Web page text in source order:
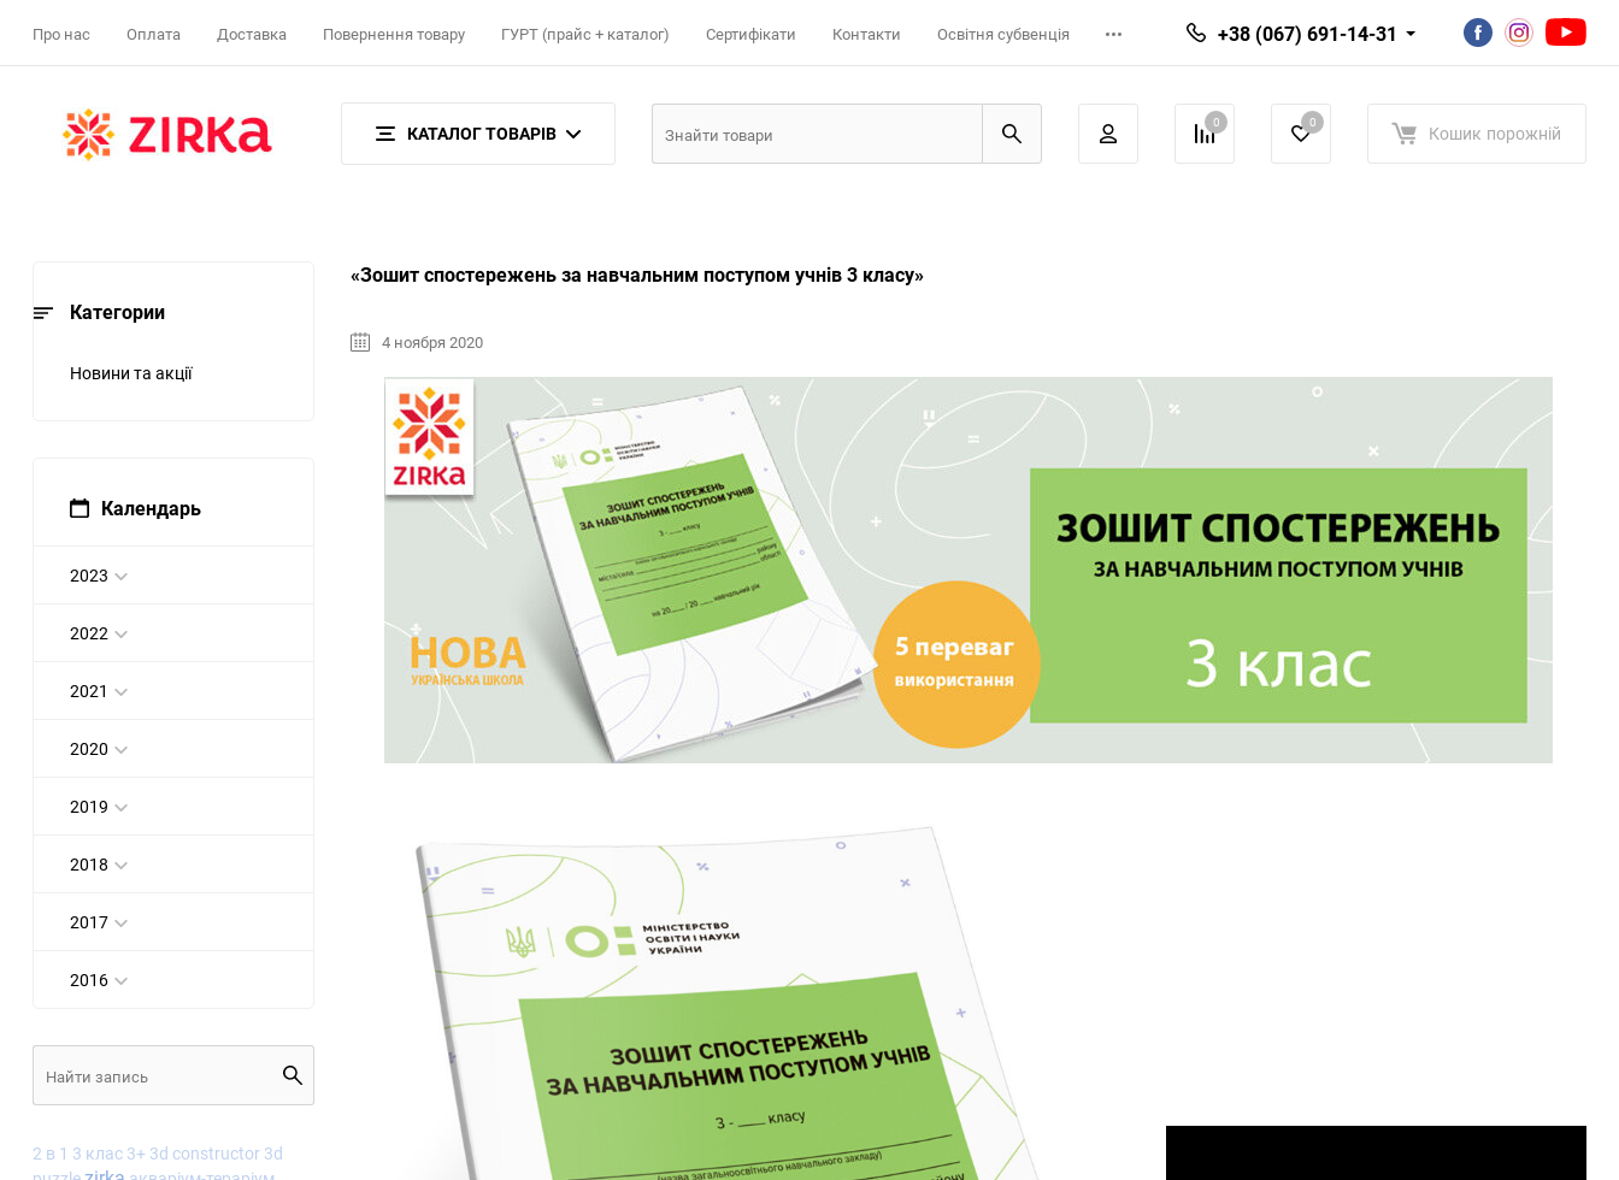
Про нас Оплата Доставка Повернення товару ГУРТ (прайс + каталог) Сертифікати Контакти Освітня субвенція +38 (067) 691-14-31
КАТАЛОГ ТОВАРІВ 0 0 Кошик порожній
Категории
Новини та акції
Календарь
2023
2022
2021
2020
2019
2018
2017
2016
2 в 1 3 клас 3+ 3d constructor 3d
«Зошит спостережень за навчальним поступом учнів 3 класу»
4 ноября 2020